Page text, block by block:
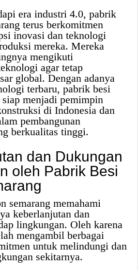
era industri 4.0, pabrik
terus berkomitmen
inovasi dan teknologi
mereka. Mereka
mengikuti
agar tetap
global. Dengan adanya
terbaru, pabrik besi
siap menjadi pemimpin
di Indonesia dan
pembangunan
berkualitas tinggi.
dan Dukungan
oleh Pabrik Besi
semarang memahami
keberlanjutan dan
lingkungan. Oleh karena
mengambil berbagai
untuk melindungi dan
sekitarnya.